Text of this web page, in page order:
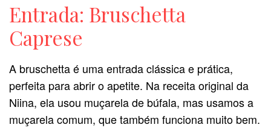
Entrada: Bruschetta
Caprese
A bruschetta é uma entrada clássica e prática,
perfeita para abrir o apetite. Na receita original da
Niina, ela usou muçarela de búfala, mas usamos a
muçarela comum, que também funciona muito bem.